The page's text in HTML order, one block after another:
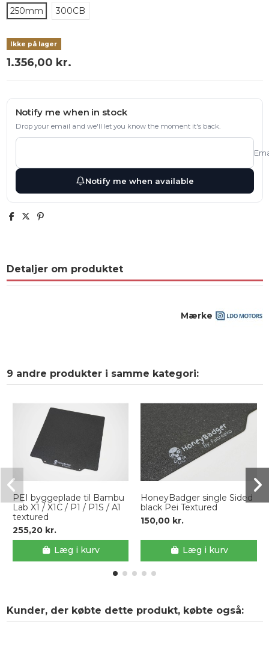
250mm
300CB
Ikke på lager
1.356,00 kr.
Notify me when in stock
Drop your email and we'll let you know the moment it's back.
Notify me when available
Detaljer om produktet
Mærke
9 andre produkter i samme kategori:
PEI byggeplade til Bambu
Lab X1 / X1C / P1 / P1S / A1
textured
255,20 kr.
Læg i kurv
HoneyBadger single Sided
black Pei Textured
150,00 kr.
Læg i kurv
Kunder, der købte dette produkt, købte også: